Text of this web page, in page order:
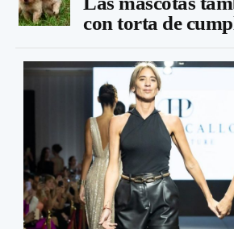
con torta de